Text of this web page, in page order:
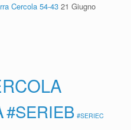
Cercola 54-43 21 Giugno
#SERIEB #SERIEC